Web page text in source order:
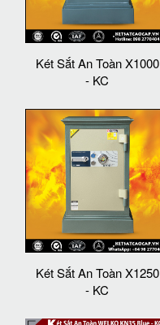
Két Sắt An Toàn X1000
- KC
Két Sắt An Toàn X1250
- KC